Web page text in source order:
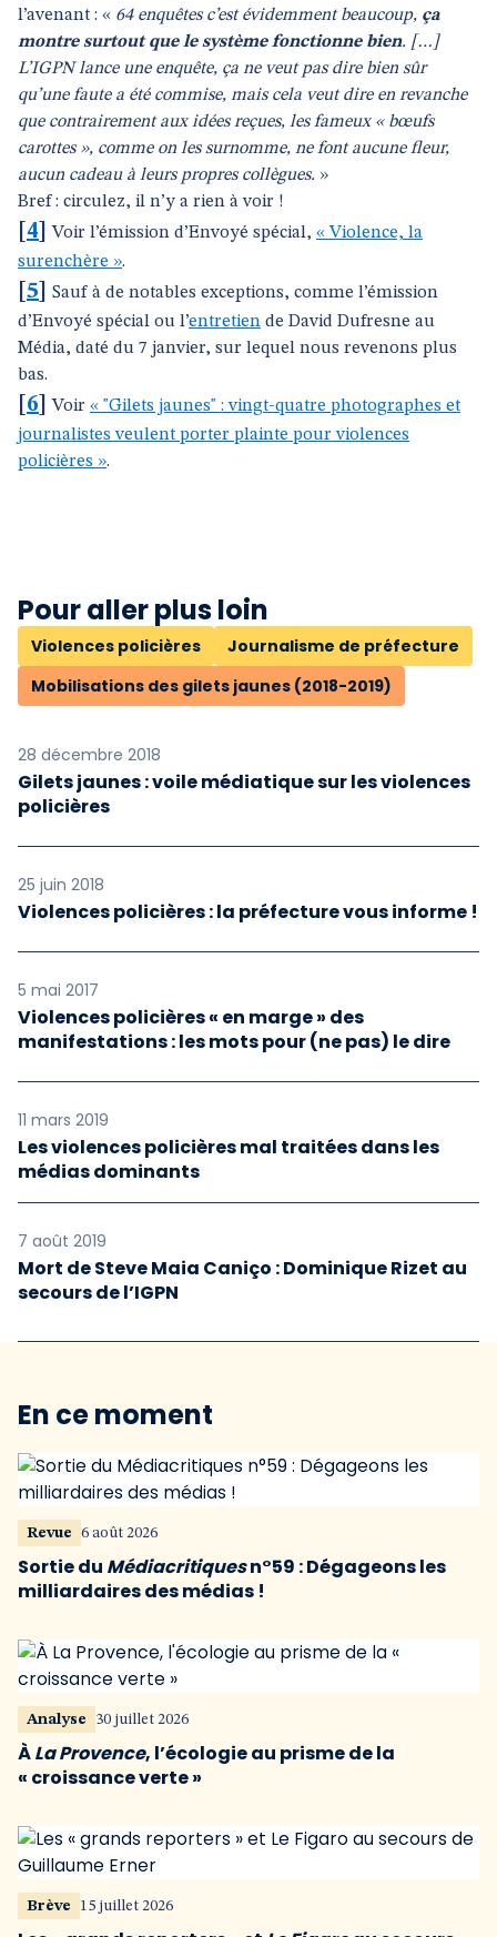
l’avenant : « 64 enquêtes c’est évidemment beaucoup, ça
montre surtout que le système fonctionne bien. […]
L’IGPN lance une enquête, ça ne veut pas dire bien sûr
qu’une faute a été commise, mais cela veut dire en revanche
que contrairement aux idées reçues, les fameux « bœufs
carottes », comme on les surnomme, ne font aucune fleur,
aucun cadeau à leurs propres collègues. »
Bref : circulez, il n’y a rien à voir !
4 ]Voir l’émission d’Envoyé spécial, « Violence, la
surenchère ».
5
Sauf à de notables exceptions, comme l’émission
d’Envoyé spécial ou l’entretien de David Dufresne au
Média, daté du 7 janvier, sur lequel nous revenons plus
bas.
6 ]Voir « "Gilets jaunes" : vingt-quatre photographes et
journalistes veulent porter plainte pour violences
policières ».
Pour aller plus loin
Violences policières
Journalisme de préfecture
Mobilisations des gilets jaunes (2018-2019)
28 décembre 2018
Gilets jaunes : voile médiatique sur les violences
policières
25 juin 2018
Violences policières : la préfecture vous informe !
5 mai 2017
Violences policières « en marge » des
manifestations : les mots pour (ne pas) le dire
11 mars 2019
Les violences policières mal traitées dans les
médias dominants
7 août 2019
Mort de Steve Maia Caniço : Dominique Rizet au
secours de l’IGPN
En ce moment
Revue 6 août 2026
Sortie du Médiacritiquesn°59 : Dégageons les
milliardaires des médias !
Analyse 30 juillet 2026
ÀLa Provence, l’écologie au prisme de la
« croissance verte »
Brève 15 juillet 2026